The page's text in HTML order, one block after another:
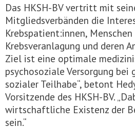
Das HKSH-BV vertritt mit
Mitgliedsverbänden die
Krebspatient:innen,
Krebsveranlagung und deren
Ziel ist eine optimale
psychosoziale Versorgung
sozialer Teilhabe“, betont
Vorsitzende des HKSH-BV.
wirtschaftliche Existenz der
sein.“